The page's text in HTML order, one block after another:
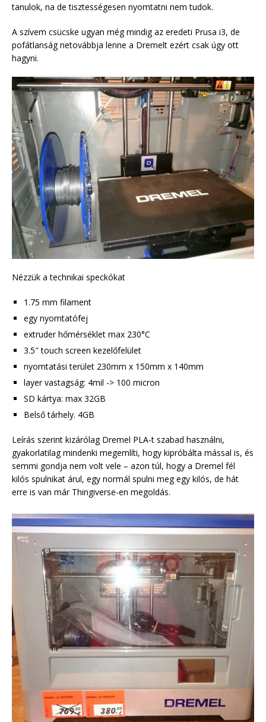
tanulok, na de tisztességesen nyomtatni nem tudok.
A szívem csücske ugyan még mindig az eredeti Prusa i3, de
pofátlanság netovábbja lenne a Dremelt ezért csak úgy ott
hagyni.
Nézzük a technikai speckókat
1.75 mm filament
egy nyomtatófej
extruder hőmérséklet max 230°C
3.5″ touch screen kezelőfelület
nyomtatási terület 230mm x 150mm x 140mm
layer vastagság: 4mil -> 100 micron
SD kártya: max 32GB
Belső tárhely. 4GB
Leírás szerint kizárólag Dremel PLA-t szabad használni,
gyakorlatilag mindenki megemlíti, hogy kipróbálta mással is, és
semmi gondja nem volt vele – azon túl, hogy a Dremel fél
kilós spulnikat árul, egy normál spulni meg egy kilós, de hát
erre is van már Thingiverse-en megoldás.